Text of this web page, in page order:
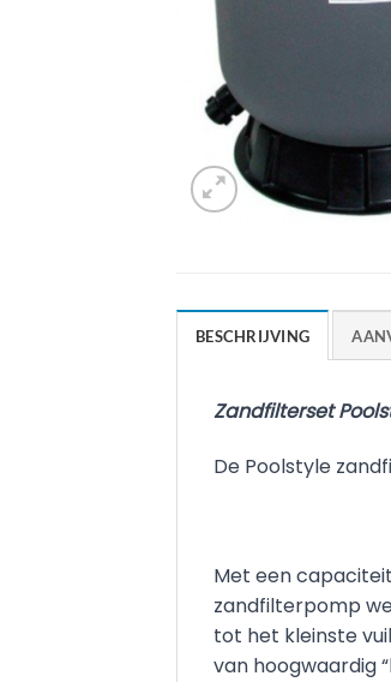
BESCHRIJVING
Zandfilterset
De Poolstyle
Met een
zandfilterpomp
tot het kleinste
van hoogwaardig